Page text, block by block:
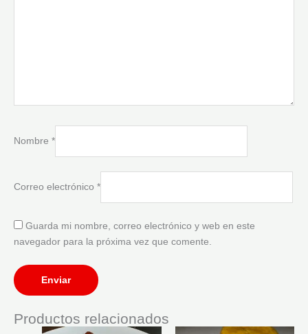
Nombre *
Correo electrónico *
Guarda mi nombre, correo electrónico y web en este
navegador para la próxima vez que comente.
Productos relacionados